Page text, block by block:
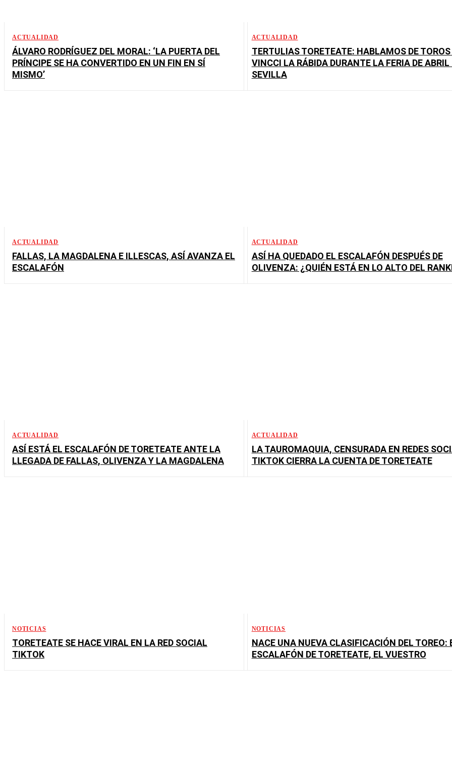
ACTUALIDAD
ÁLVARO RODRÍGUEZ DEL MORAL: ‘LA PUERTA DEL
PRÍNCIPE SE HA CONVERTIDO EN UN FIN EN SÍ
MISMO’
ACTUALIDAD
TERTULIAS TORETEATE: HABLAMOS DE TOROS
VINCCI LA RÁBIDA DURANTE LA FERIA DE ABRIL
SEVILLA
ACTUALIDAD
FALLAS, LA MAGDALENA E ILLESCAS, ASÍ AVANZA EL
ESCALAFÓN
ACTUALIDAD
ASÍ HA QUEDADO EL ESCALAFÓN DESPUÉS DE
OLIVENZA: ¿QUIÉN ESTÁ EN LO ALTO DEL
ACTUALIDAD
ASÍ ESTÁ EL ESCALAFÓN DE TORETEATE ANTE LA
LLEGADA DE FALLAS, OLIVENZA Y LA MAGDALENA
ACTUALIDAD
LA TAUROMAQUIA, CENSURADA EN REDES
TIKTOK CIERRA LA CUENTA DE TORETEATE
NOTICIAS
TORETEATE SE HACE VIRAL EN LA RED SOCIAL
TIKTOK
NOTICIAS
NACE UNA NUEVA CLASIFICACIÓN DEL TOREO:
ESCALAFÓN DE TORETEATE, EL VUESTRO